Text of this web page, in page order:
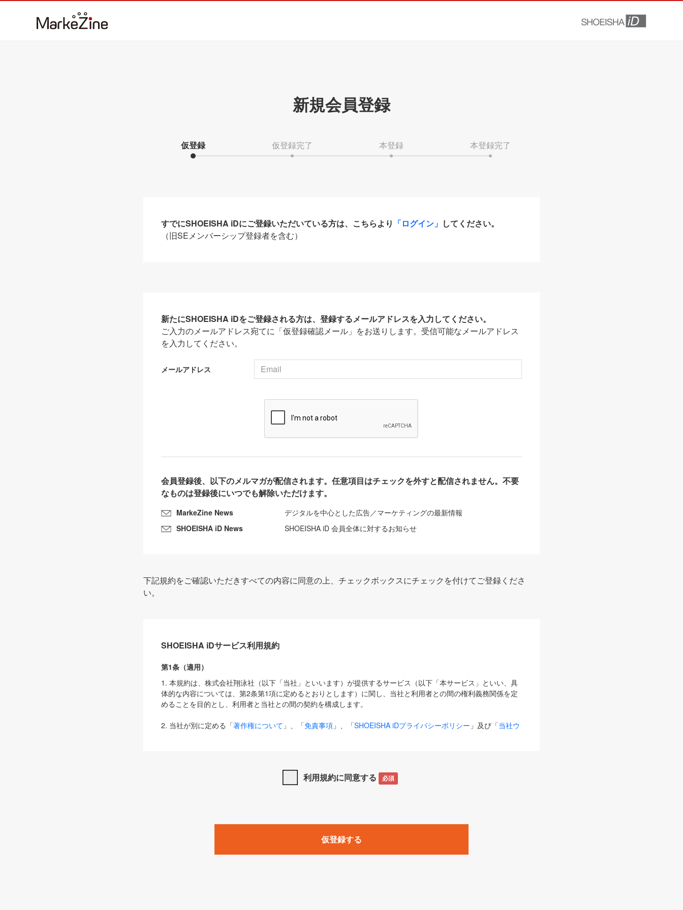
新規会員登録
仮登録 仮登録完了 本登録 本登録完了
すでにSHOEISHA iDにご登録いただいている方は、こちらより 「ログイン」 してください。
（旧SEメンバーシップ登録者を含む）
新たにSHOEISHA iDをご登録される方は、登録するメールアドレスを入力してください。
ご入力のメールアドレス宛てに「仮登録確認メール」をお送りします。受信可能なメールアドレス
を入力してください。
メールアドレス
会員登録後、以下のメルマガが配信されます。任意項目はチェックを外すと配信されません。不要
なものは登録後にいつでも解除いただけます。
MarkeZine News
デジタルを中心とした広告／マーケティングの最新情報
SHOEISHA iD News
SHOEISHA iD 会員全体に対するお知らせ
下記規約をご確認いただきすべての内容に同意の上、チェックボックスにチェックを付けてご登録くださ
い。
SHOEISHA iDサービス利用規約
第1条（適用）
1. 本規約は、株式会社翔泳社（以下「当社」といいます）が提供するサービス（以下「本サービス」といい、具
体的な内容については、第2条第1項に定めるとおりとします）に関し、当社と利用者との間の権利義務関係を定
めることを目的とし、利用者と当社との間の契約を構成します。
2. 当社が別に定める「著作権について 」、「免責事項 」、「SHOEISHA iDプライバシーポリシー 」及び「当社ウ
は、本規約の規定が優先して適用されるものとします。
1. 「本サービス」とは、当社が提供する以下のサービス（名称や内容が変更された場合、変更後のサービスを含
みます）及びこれらサービスに関連して当社が実施するイベントやキャンペーンをいいます。
「SEBook」「SEShop」「CodeZine」「MarkeZine」「EnterpriseZine」「ECzine」「Biz/Zine」「HRzine」
利用規約に同意する 必須
仮登録する